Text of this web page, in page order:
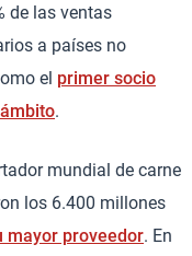
de las ventas
a países no
el primer socio
.
mundial de carne
los 6.400 millones
mayor proveedor. En